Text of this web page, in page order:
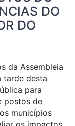
DO
DO
da Assembleia
tarde desta
para
postos de
municípios